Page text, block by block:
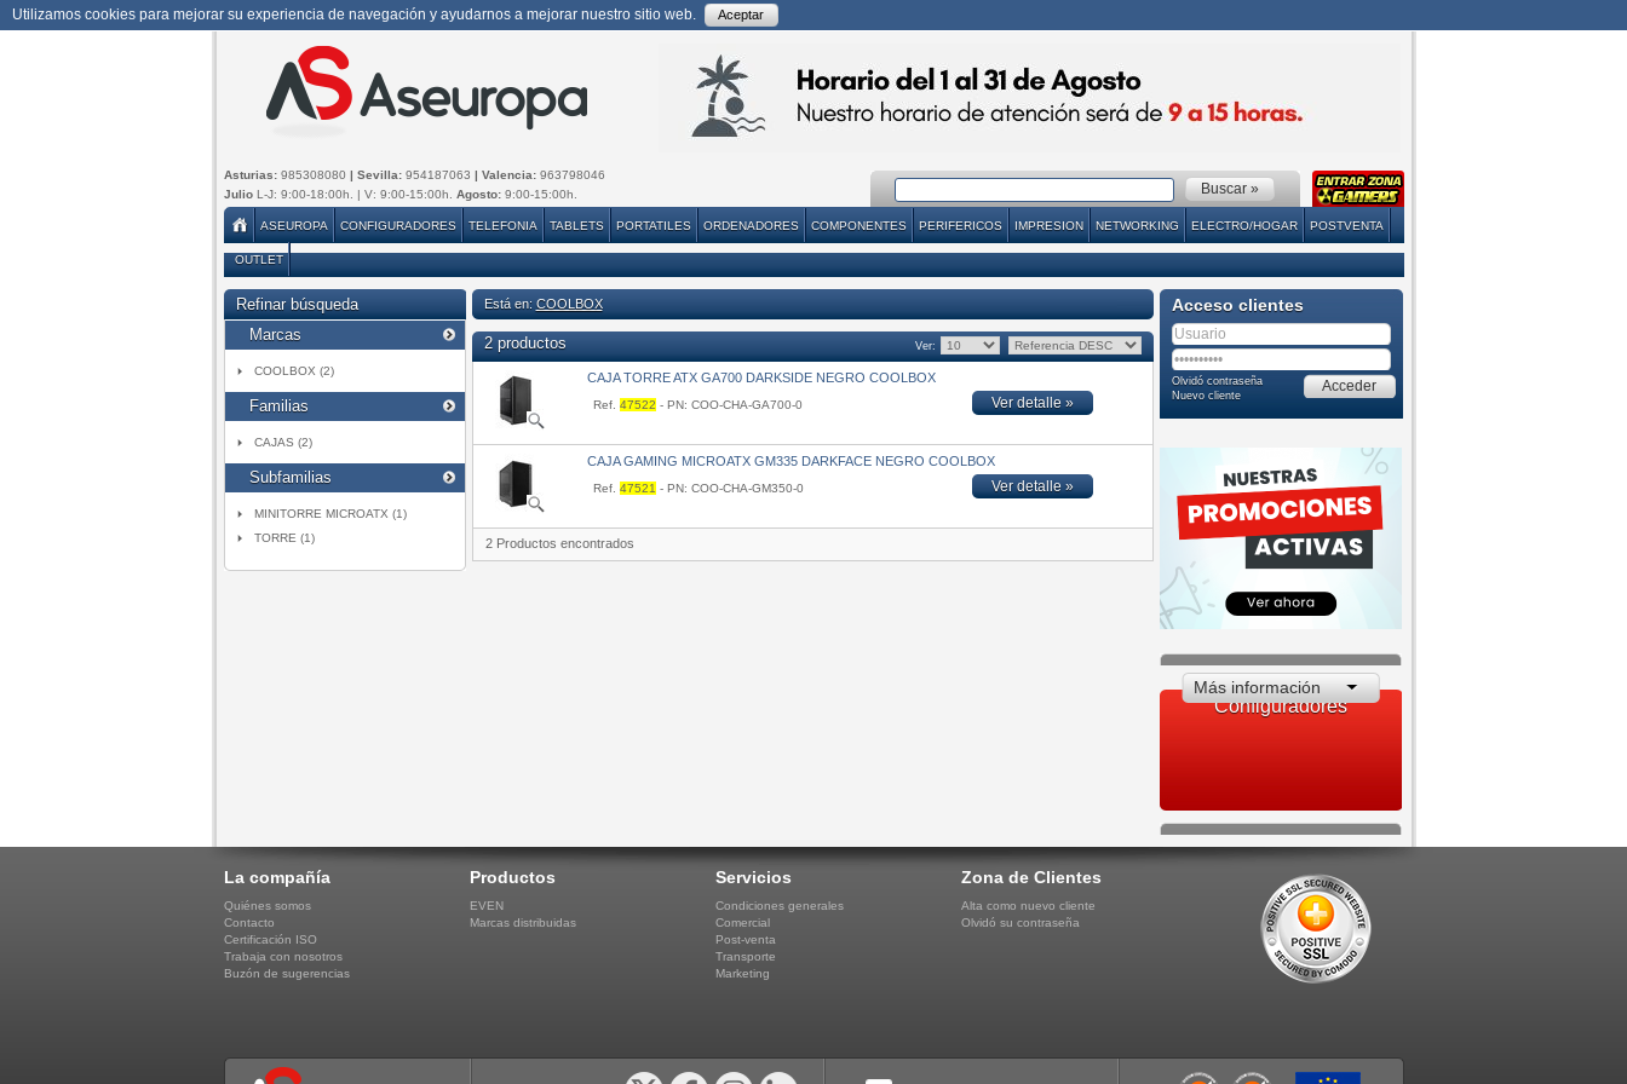
Utilizamos cookies para mejorar su experiencia de navegación y ayudarnos a mejorar nuestro sitio web. Aceptar
Asturias: 985308080 | Sevilla: 954187063 | Valencia: 963798046
JulioL-J: 9:00-18:00h. | V: 9:00-15:00h. Agosto:9:00-15:00h.
ASEUROPA CONFIGURADORES TELEFONIA TABLETS PORTATILES ORDENADORES COMPONENTES PERIFERICOS IMPRESION NETWORKING ELECTRO/HOGAR POSTVENTA
OUTLET
Refinar búsqueda
Marcas
COOLBOX (2)
Familias
CAJAS (2)
Subfamilias
MINITORRE MICROATX (1)
TORRE (1)
Está en: COOLBOX
2 productos Ver:
CAJA TORRE ATX GA700 DARKSIDE NEGRO COOLBOX
Ref. 47522 - PN: COO-CHA-GA700-0 Ver detalle »
CAJA GAMING MICROATX GM335 DARKFACE NEGRO COOLBOX
Ref. 47521 - PN: COO-CHA-GM350-0 Ver detalle »
2 Productos encontrados
Acceso clientes
Olvidó contraseña
Nuevo cliente
Configuradores
Más información
La compañía
Quiénes somos
Contacto
Certificación ISO
Trabaja con nosotros
Buzón de sugerencias
Productos
EVEN
Marcas distribuidas
Servicios
Condiciones generales
Comercial
Post-venta
Transporte
Marketing
Zona de Clientes
Alta como nuevo cliente
Olvidó su contraseña